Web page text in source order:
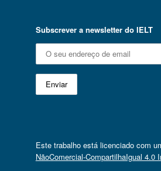
Subscrever a newsletter do IELT
Este trabalho está licenciado com
NãoComercial-CompartilhaIgual 4.0